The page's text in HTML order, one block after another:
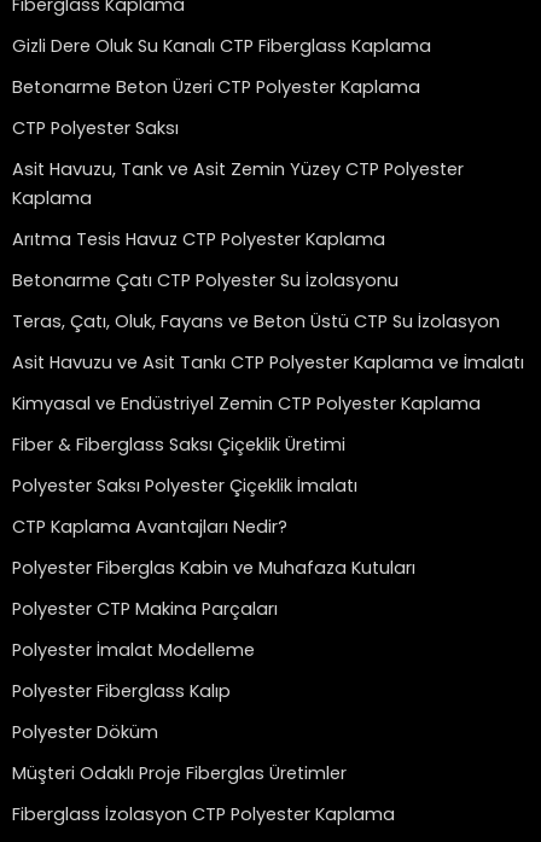
Fiberglass Kaplama
Gizli Dere Oluk Su Kanalı CTP Fiberglass Kaplama
Betonarme Beton Üzeri CTP Polyester Kaplama
CTP Polyester Saksı
Asit Havuzu, Tank ve Asit Zemin Yüzey CTP Polyester
Kaplama
Arıtma Tesis Havuz CTP Polyester Kaplama
Betonarme Çatı CTP Polyester Su İzolasyonu
Teras, Çatı, Oluk, Fayans ve Beton Üstü CTP Su İzolasyon
Asit Havuzu ve Asit Tankı CTP Polyester Kaplama ve İmalatı
Kimyasal ve Endüstriyel Zemin CTP Polyester Kaplama
Fiber & Fiberglass Saksı Çiçeklik Üretimi
Polyester Saksı Polyester Çiçeklik İmalatı
CTP Kaplama Avantajları Nedir?
Polyester Fiberglas Kabin ve Muhafaza Kutuları
Polyester CTP Makina Parçaları
Polyester İmalat Modelleme
Polyester Fiberglass Kalıp
Polyester Döküm
Müşteri Odaklı Proje Fiberglas Üretimler
Fiberglass İzolasyon CTP Polyester Kaplama